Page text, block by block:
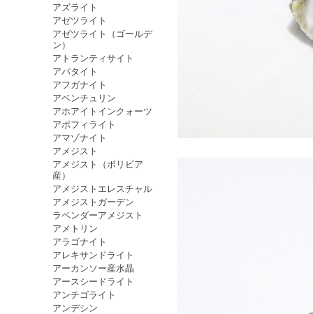
アズライト
アゼツライト
アゼツライト（ゴールデ
ン）
アトランティサイト
アパタイト
アフガナイト
アベンチュリン
アホアイトインクォーツ
アポフィライト
アマゾナイト
アメジスト
アメジスト（ボリビア
産）
アメジストエレスチャル
アメジストガーデン
ラベンダーアメジスト
アメトリン
アラゴナイト
アレキサンドライト
アーカンソー産水晶
アースシードライト
アンチゴライト
アンデシン